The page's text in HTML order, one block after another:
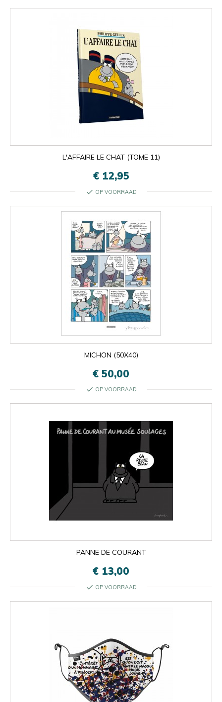
L'AFFAIRE LE CHAT (TOME 11)
€ 12,95
check OP VOORRAAD
MICHON (50X40)
€ 50,00
check OP VOORRAAD
PANNE DE COURANT
€ 13,00
check OP VOORRAAD